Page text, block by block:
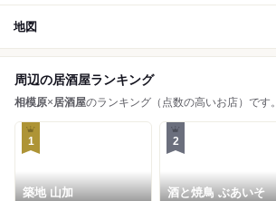
地図
周辺の居酒屋ランキング
相模原×居酒屋のランキング（点数の高いお店）です。
1
築地 山加
2
酒と焼鳥 ぶあいそ